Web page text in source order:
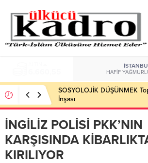
HAFIF
SOSYOLOJİK DÜŞÜNMEK
İnşası
İNGİLİZ POLİSİ PKK’NIN
KARŞISINDA
KIRILIYOR